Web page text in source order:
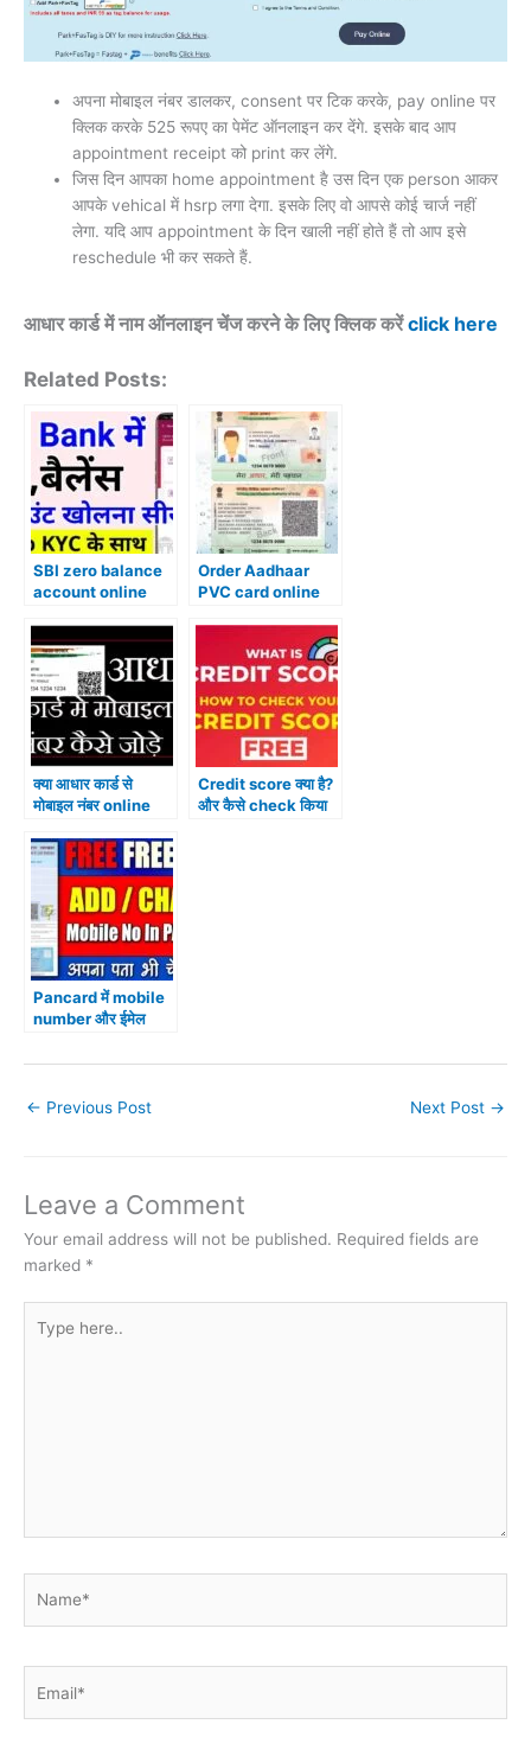
अपना मोबाइल नंबर डालकर, consent पर टिक करके, pay online पर
क्लिक करके 525 रूपए का पेमेंट ऑनलाइन कर देंगे. इसके बाद आप
appointment receipt को print कर लेंगे.
जिस दिन आपका home appointment है उस दिन एक person आकर
आपके vehical में hsrp लगा देगा. इसके लिए वो आपसे कोई चार्ज नहीं
लेगा. यदि आप appointment के दिन खाली नहीं होते हैं तो आप इसे
reschedule भी कर सकते हैं.
आधार कार्ड में नाम ऑनलाइन चेंज करने के लिए क्लिक करेंclick here
Related Posts:
SBI zero balance
account online
Order Aadhaar
PVC card online
क्या आधार कार्ड से
मोबाइल नंबर online
Credit score क्या है?
और कैसे check किया
Pancard में mobile
number और ईमेल
करें ?
← Previous Post Next Post →
Leave a Comment
Your email address will not be published. Required fields are
marked *
here..